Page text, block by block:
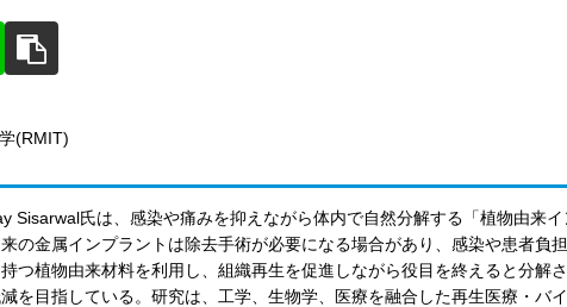
(RMIT)
Sisarwal氏は、感染や痛みを抑えながら体内で自然分解する「植物由来イ
の金属インプラントは除去手術が必要になる場合があり、感染や患者負
つ植物由来材料を利用し、組織再生を促進しながら役目を終えると分解
を目指している。研究は、工学、生物学、医療を融合した再生医療・バ